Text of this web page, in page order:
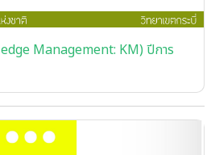
Management: KM) ปีการ